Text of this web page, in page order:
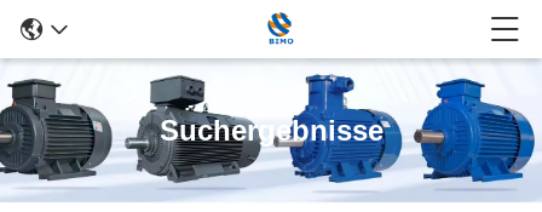
Suchergebnisse